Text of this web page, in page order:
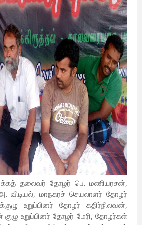
தலைவர் தோழர் பெ. மணியரசன்,
விடியல், மாநகரச் செயலாளர் தோழர்
உறுப்பினர் தோழர் கதிர்நிலவன்,
உறுப்பினர் தோழர் மேரி, தோழர்கள்